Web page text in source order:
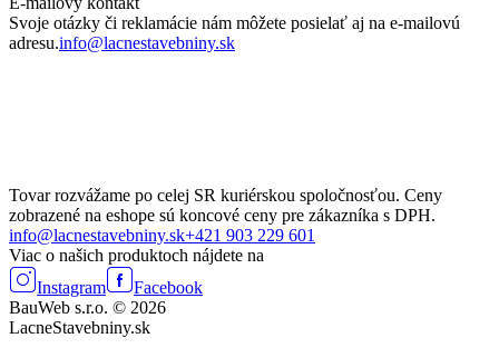
Svoje otázky či reklamácie nám môžete posielať aj na e-mailovú
adresu.info@lacnestavebniny.sk
Tovar rozvážame po celej SR kuriérskou spoločnosťou. Ceny
zobrazené na eshope sú koncové ceny pre zákazníka s DPH.
info@lacnestavebniny.sk+421 903 229 601
Viac o našich produktoch nájdete na
Instagram
Facebook
BauWeb s.r.o. © 2026
LacneStavebniny.sk